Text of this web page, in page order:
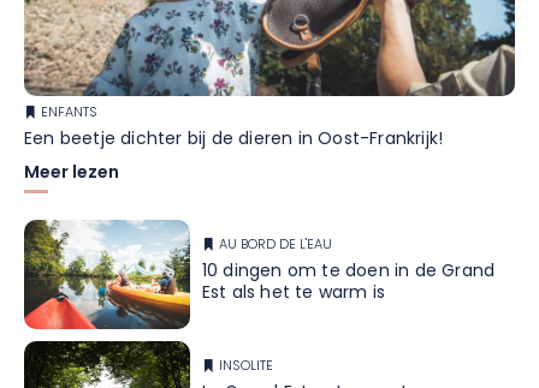
ENFANTS
Een beetje dichter bij de dieren in Oost-Frankrijk!
Meer lezen
AU BORD DE L'EAU
10 dingen om te doen in de Grand
Est als het te warm is
INSOLITE